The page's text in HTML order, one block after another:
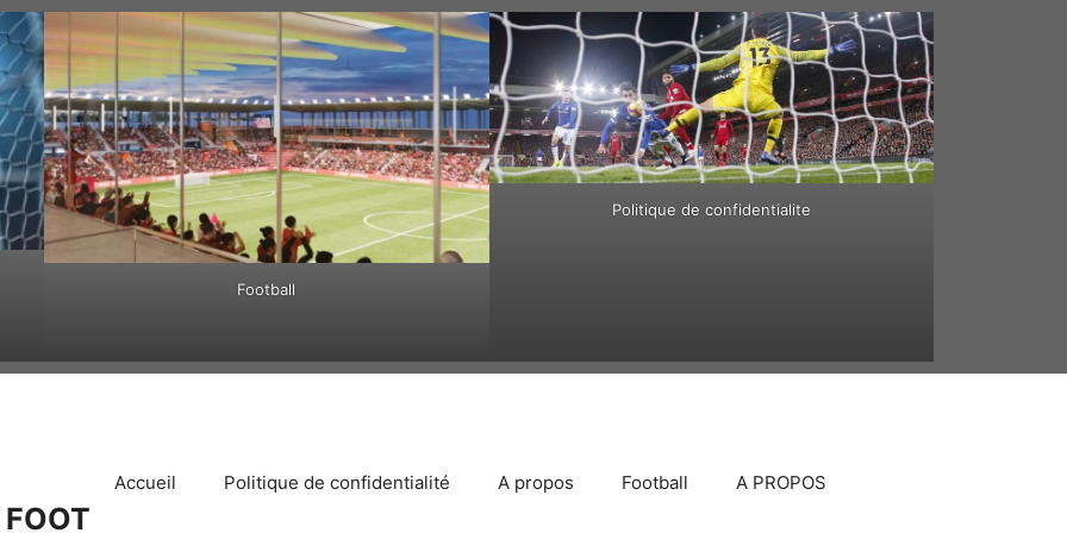
Football
Politique de confidentialite
Accueil Politique de confidentialité A propos Football A PROPOS